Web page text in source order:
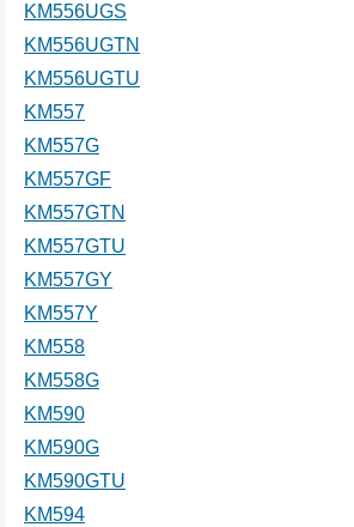
KM556UGS
KM556UGTN
KM556UGTU
KM557
KM557G
KM557GF
KM557GTN
KM557GTU
KM557GY
KM557Y
KM558
KM558G
KM590
KM590G
KM590GTU
KM594